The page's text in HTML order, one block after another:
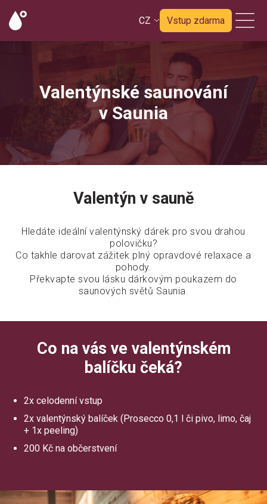
CZ Vstup zdarma
Valentýnské saunování
v Saunia
Valentýn v sauně
Hledáte ideální valentýnský dárek pro svou drahou
polovičku?
Co takhle darovat zážitek plný opravdové relaxace a
pohody.
Překvapte svou lásku dárkovým poukazem do
saunových světů Saunia.
Co na vás ve valentýnském
balíčku čeká?
2x celodenní vstup
2x valentýnský balíček (Prosecco 0,1 l či pivo, limo, čaj
+ 1x peeling)
200 Kč na občerstvení